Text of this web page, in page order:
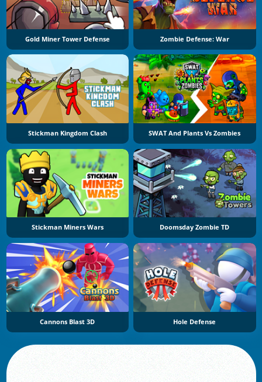
Gold Miner Tower Defense Zombie Defense: War
Stickman Kingdom Clash SWAT And Plants Vs Zombies
Stickman Miners Wars Doomsday Zombie TD
Cannons Blast 3D Hole Defense